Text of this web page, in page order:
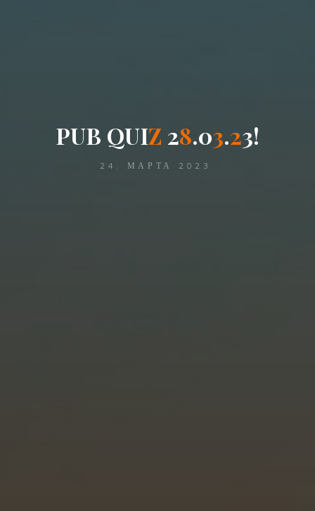
PUB QUIZ 28.03.23!
24. МАРТА 2023